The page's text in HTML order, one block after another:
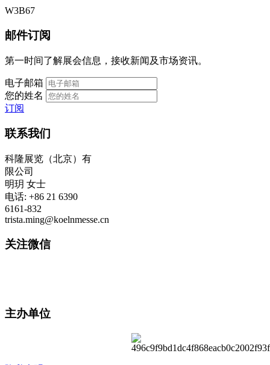
W3B67
邮件订阅
第一时间了解展会信息，接收新闻及市场资讯。
电子邮箱
您的姓名
订阅
联系我们
科隆展览（北京）有
限公司
明玥 女士
电话: +86 21 6390
6161-832
trista.ming@koelnmesse.cn
关注微信
主办单位